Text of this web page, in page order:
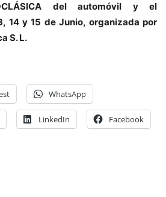
del automóvil y el
14 y 15 de Junio, organizada por
S. L.
WhatsApp
LinkedIn Facebook